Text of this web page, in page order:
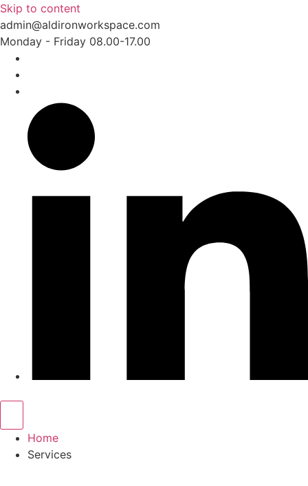
Skip to content
admin@aldironworkspace.com
Monday - Friday 08.00-17.00
Home
Services